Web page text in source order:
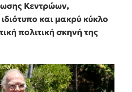
Κεντρώων,
και μακρύ κύκλο
πολιτική σκηνή της